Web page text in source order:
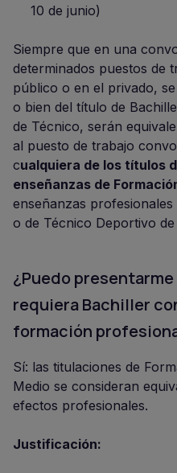
10 de junio)
Siempre que en una
determinados puestos de
público o en el privado,
o bien del título de
de Técnico, serán
al puesto de trabajo
cualquiera de los títulos
enseñanzas de
enseñanzas
o de Técnico Deportivo
¿Puedo
requiera Bachiller
formación
Sí: las titulaciones de
Medio se consideran
efectos profesionales.
Justificación: